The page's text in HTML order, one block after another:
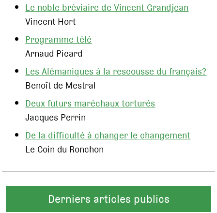
Le noble bréviaire de Vincent Grandjean
Vincent Hort
Programme télé
Arnaud Picard
Les Alémaniques à la rescousse du français?
Benoît de Mestral
Deux futurs maréchaux torturés
Jacques Perrin
De la difficulté à changer le changement
Le Coin du Ronchon
Derniers articles publics